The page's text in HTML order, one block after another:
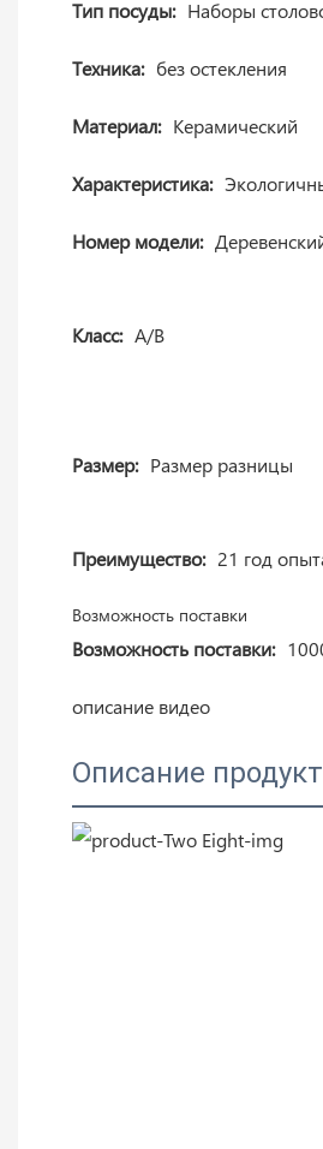
Тип посуды: Наборы
Техника: без остекления
Материал: Керамический
Характеристика:
Номер модели:
Класс: A/B
Размер: Размер разницы
Преимущество: 21 год
Возможность поставки
Возможность поставки:
описание видео
Описание